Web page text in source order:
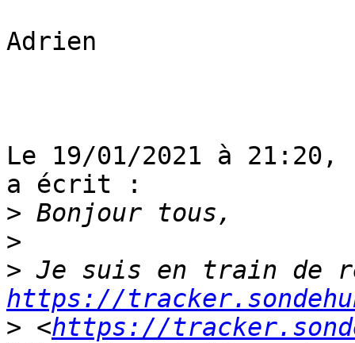
Adrien
Le 19/01/2021 à
a écrit :
>
>
>
https://
> <https://